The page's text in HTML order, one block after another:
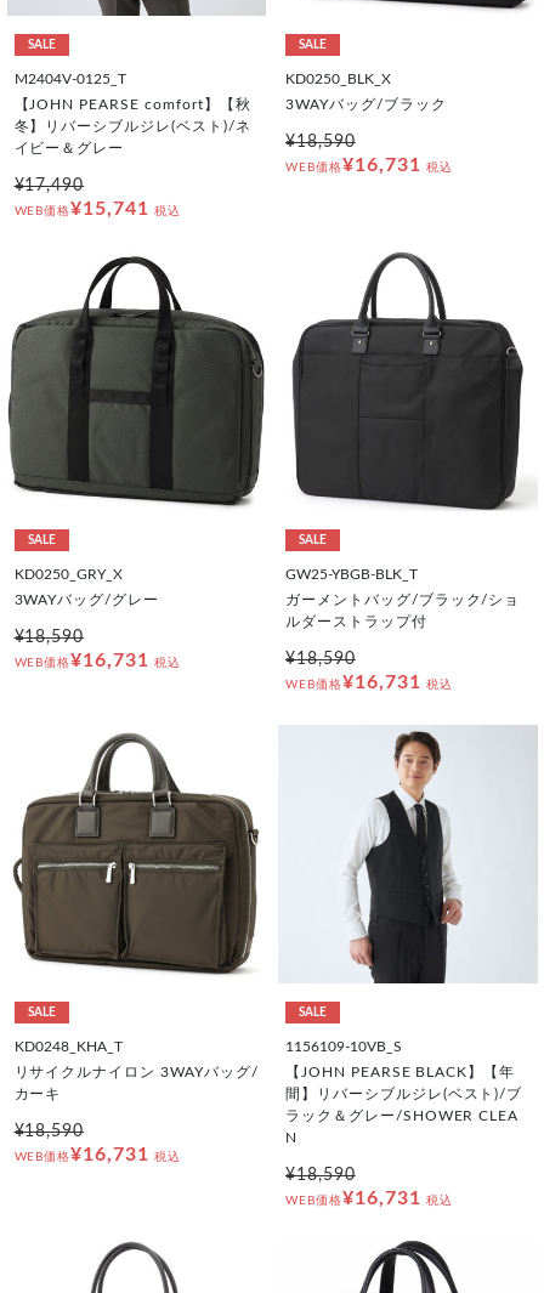
SALE
M2404V-0125_T
【JOHN PEARSE comfort】【秋
冬】リバーシブルジレ(ベスト)/ネ
イビー＆グレー
¥17,490
WEB価格¥15,741 税込
SALE
KD0250_BLK_X
3WAYバッグ/ブラック
¥18,590
WEB価格¥16,731 税込
SALE
KD0250_GRY_X
3WAYバッグ/グレー
¥18,590
WEB価格¥16,731 税込
SALE
GW25-YBGB-BLK_T
ガーメントバッグ/ブラック/ショ
ルダーストラップ付
¥18,590
WEB価格¥16,731 税込
SALE
KD0248_KHA_T
リサイクルナイロン 3WAYバッグ/
カーキ
¥18,590
WEB価格¥16,731 税込
SALE
1156109-10VB_S
【JOHN PEARSE BLACK】【年
間】リバーシブルジレ(ベスト)/ブ
ラック＆グレー/SHOWER CLEA
N
¥18,590
WEB価格¥16,731 税込